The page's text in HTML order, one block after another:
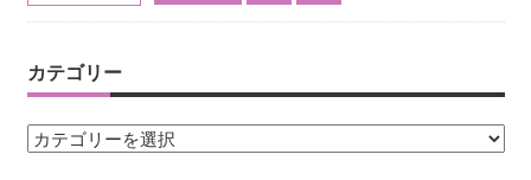
カテゴリー
カ